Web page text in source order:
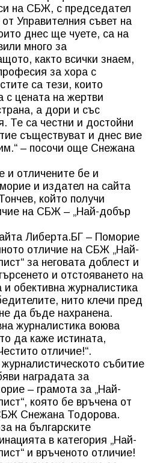
на СБЖ, с председател
Управителния съвет на
днес ще чуете, са на
много за
както всички знаем,
за хора с
са тези, които
с цената на жертви
а дори и със
Те са честни и достойни
съществуват и днес вие
– посочи още Снежана
и отличените бе и
и издател на сайта
който получи
на СБЖ – „Най-добър
Либерта.БГ – Поморие
отличие на СБЖ „Най-
за неговата доблест и
и отстояването на
и обективна журналистика
нито клечи пред
да бъде нахранена.
журналистика воюва
да каже истината,
отличие!“.
събитие
наградата за
– грамота за „Най-
която бе връчена от
Снежана Тодорова.
на българските
в категория „Най-
и връченото отличие!